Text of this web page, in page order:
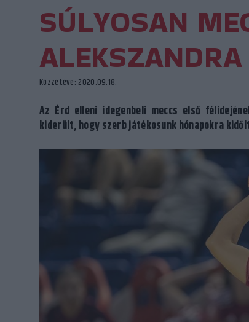
SÚLYOSAN
Közzétéve: 2020.09.18.
Az Érd elleni idegenbeli meccs első
kiderült, hogy szerb játékosunk hónapokra